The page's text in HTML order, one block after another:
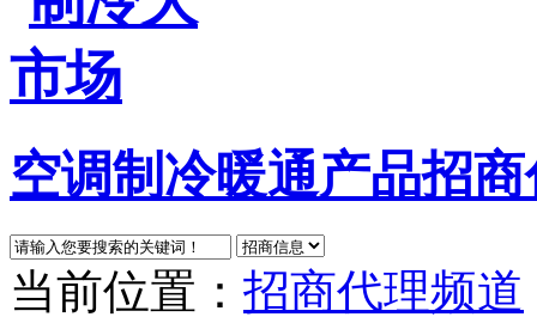
空调制冷暖通产品招
当前位置： 招商代理频道